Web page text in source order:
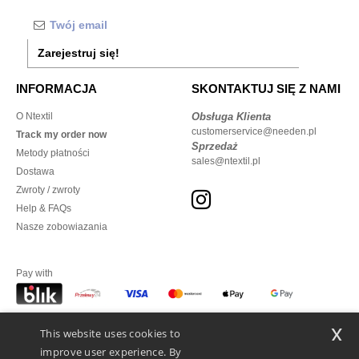
Zarejestruj się!
INFORMACJA
O Ntextil
Track my order now
Metody płatności
Dostawa
Zwroty / zwroty
Help & FAQs
Nasze zobowiazania
SKONTAKTUJ SIĘ Z NAMI
Obsługa Klienta
customerservice@needen.pl
Sprzedaż
sales@ntextil.pl
Pay with
We ship with
This website uses cookies to
improve user experience. By
x